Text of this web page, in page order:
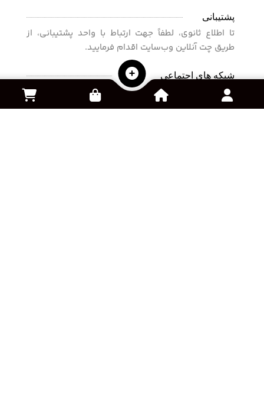
پشتیبانی
تا اطلاع ثانوی، لطفاً جهت ارتباط با واحد پشتیبانی، از
طریق چت آنلاین وب‌سایت اقدام فرمایید.
شبکه های اجتماعی